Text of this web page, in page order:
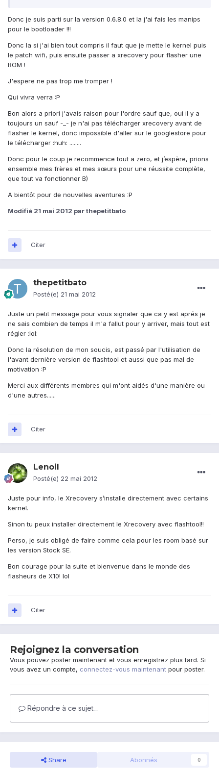
Donc je suis parti sur la version 0.6.8.0 et la j'ai fais les manips
pour le bootloader !!!
Donc la si j'ai bien tout compris il faut que je mette le kernel puis
le patch wifi, puis ensuite passer a xrecovery pour flasher une
ROM !
J'espere ne pas trop me tromper !
Qui vivra verra :P
Bon alors a priori j'avais raison pour l'ordre sauf que, oui il y a
toujours un sauf -_- je n'ai pas télécharger xrecovery avant de
flasher le kernel, donc impossible d'aller sur le googlestore pour
le télécharger :huh: ........
Donc pour le coup je recommence tout a zero, et j’espère, prions
ensemble mes frères et mes sœurs pour une réussite complète,
que tout va fonctionner B)
A bientôt pour de nouvelles aventures :P
Modifié 21 mai 2012 par thepetitbato
Citer
thepetitbato
Posté(e) 21 mai 2012
Juste un petit message pour vous signaler que ca y est aprés je
ne sais combien de temps il m'a fallut pour y arriver, mais tout est
régler :lol:
Donc la résolution de mon soucis, est passé par l'utilisation de
l'avant dernière version de flashtool et aussi que pas mal de
motivation :P
Merci aux différents membres qui m'ont aidés d'une manière ou
d'une autres......
Citer
Lenoil
Posté(e) 22 mai 2012
Juste pour info, le Xrecovery s’installe directement avec certains
kernel.
Sinon tu peux installer directement le Xrecovery avec flashtool!!
Perso, je suis obligé de faire comme cela pour les room basé sur
les version Stock SE.
Bon courage pour la suite et bienvenue dans le monde des
flasheurs de X10! lol
Citer
Rejoignez la conversation
Vous pouvez poster maintenant et vous enregistrez plus tard. Si
vous avez un compte, connectez-vous maintenant pour poster.
Répondre à ce sujet…
Share Abonnés 0